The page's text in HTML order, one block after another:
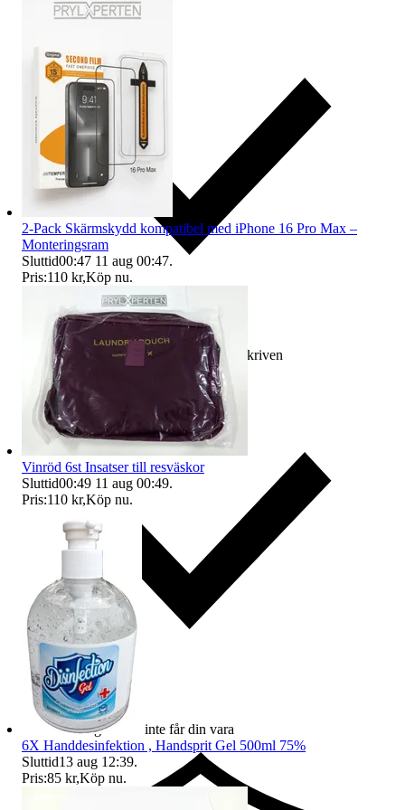
Ersättning om varan inte är som beskriven
Ersättning om du inte får din vara
2-Pack Skärmskydd kompatibel med iPhone 16 Pro Max –
Monteringsram
Sluttid00:47 11 aug 00:47.
Pris:110 kr,Köp nu.
Vinröd 6st Insatser till resväskor
Sluttid00:49 11 aug 00:49.
Pris:110 kr,Köp nu.
6X Handdesinfektion , Handsprit Gel 500ml 75%
Sluttid13 aug 12:39.
Pris:85 kr,Köp nu.